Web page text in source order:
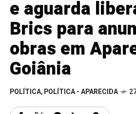
e aguarda
Brics para
obras em
Goiânia
POLÍTICA,POLÍTICA - APARECIDA